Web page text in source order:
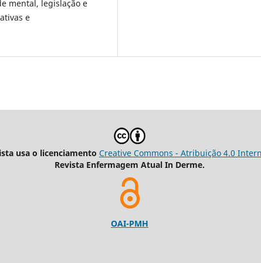
mental, legislação e
e
usa o licenciamento Creative Commons - Atribuição 4.0
Revista Enfermagem Atual In Derme.
OAI-PMH